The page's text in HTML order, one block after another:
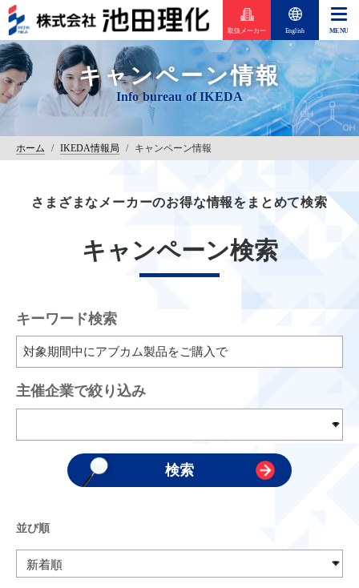
取扱メーカー English
キャンペーン情報
ホーム / IKEDA情報局 / キャンペーン情報
さまざまなメーカーのお得な情報をまとめて検索
キャンペーン検索
キーワード検索
主催企業で絞り込み
並び順